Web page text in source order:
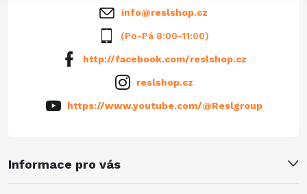
Informace pro vás
info@reslshop.cz
(Po-Pá 8:00-11:00)
http://facebook.com/reslshop.cz
reslshop.cz
https://www.youtube.com/@Reslgroup